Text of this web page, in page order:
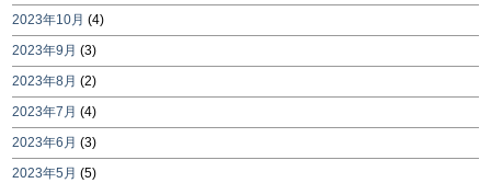
2023年10月 (4)
2023年9月 (3)
2023年8月 (2)
2023年7月 (4)
2023年6月 (3)
2023年5月 (5)